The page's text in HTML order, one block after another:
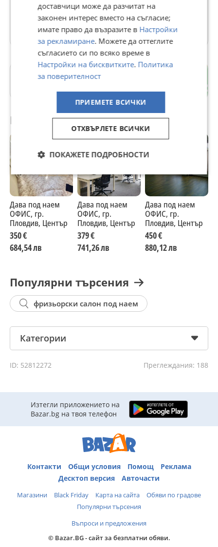
338 Обяви
Още оферти на https://estateshop22.imot.bg
Център
Препоръчани за теб
Дава под наем
ОФИС, гр.
Пловдив, Център
350 €
684,54 лв
Дава под наем
ОФИС, гр.
Пловдив, Център
379 €
741,26 лв
Дава под наем
ОФИС, гр.
Пловдив, Център
450 €
880,12 лв
Популярни търсения
фризьорски салон под наем
Категории
ID: 52812272 Преглеждания: 188
Изтегли приложението на
Bazar.bg на твоя телефон
Контакти Общи условия Помощ
Реклама
Десктоп версия
Авточасти
Магазини Black Friday Карта на сайта
Обяви по градове
Популярни търсения
Въпроси и предложения
© Bazar.BG - сайт за безплатни обяви.
доставчици може да разчитат на
законен интерес вместо на съгласие;
имате право да възразите в Настройки
за рекламиране. Можете да оттеглите
съгласието си по всяко време в
Настройки на бисквитките. Политика
за поверителност
ПРИЕМЕТЕ ВСИЧКИ
ОТХВЪРЛЕТЕ ВСИЧКИ
ПОКАЖЕТЕ ПОДРОБНОСТИ